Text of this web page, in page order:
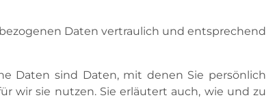
Daten vertraulich und entsprechend
Daten sind Daten, mit denen Sie persönlich
wir sie nutzen. Sie erläutert auch, wie und zu